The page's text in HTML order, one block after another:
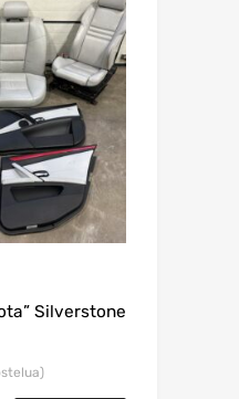
Silverstone